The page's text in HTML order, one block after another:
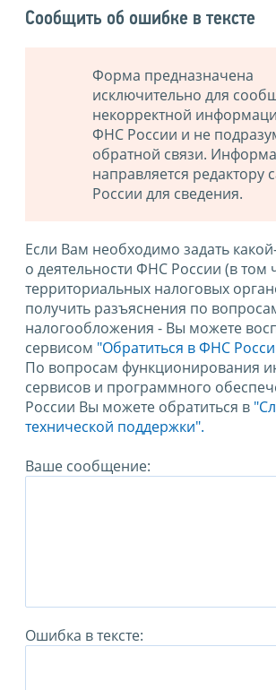
Сообщить об ошибке в тексте
Форма предназначена
исключительно для
некорректной
ФНС России и не
обратной связи.
направляется редактору
России для сведения.
Если Вам необходимо задать
о деятельности ФНС России (в том
территориальных налоговых
получить разъяснения по
налогообложения - Вы можете
сервисом "Обратиться в ФНС
По вопросам функционирования
сервисов и программного
России Вы можете обратиться в
технической поддержки".
Ваше сообщение:
Ошибка в тексте: